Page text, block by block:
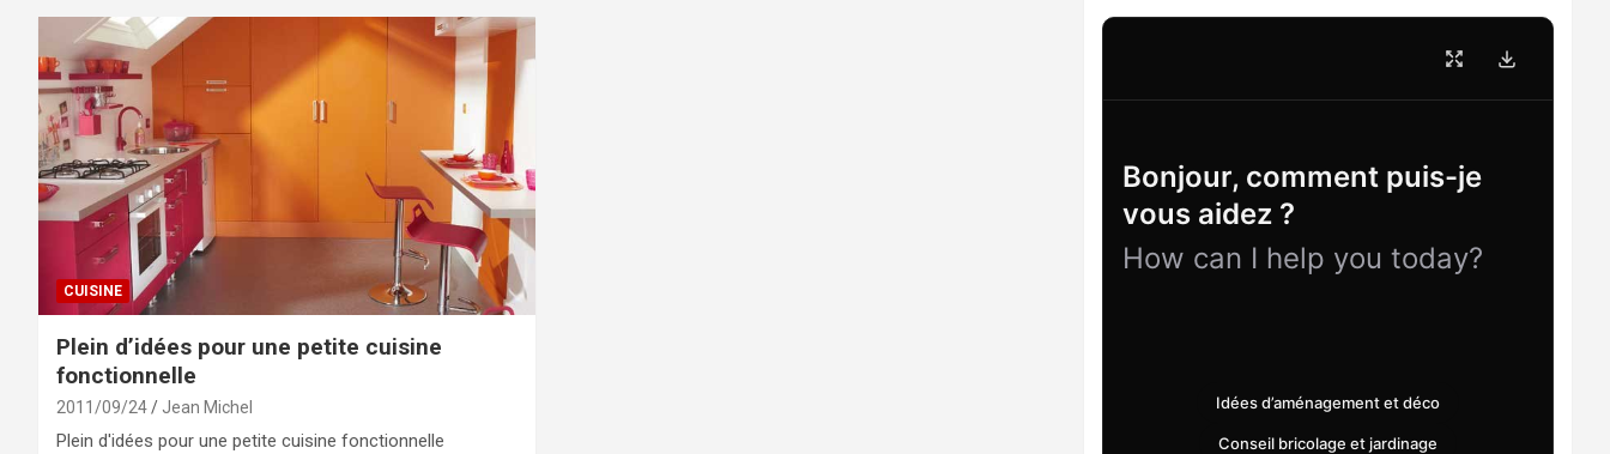
CUISINE
Plein d’idées pour une petite cuisine
fonctionnelle
2011/09/24 Jean Michel
Plein d'idées pour une petite cuisine fonctionnelle
Bonjour, comment puis-je
vous aidez ?
How can I help you today?
Idées d’aménagement et déco
Conseil bricolage et jardinage